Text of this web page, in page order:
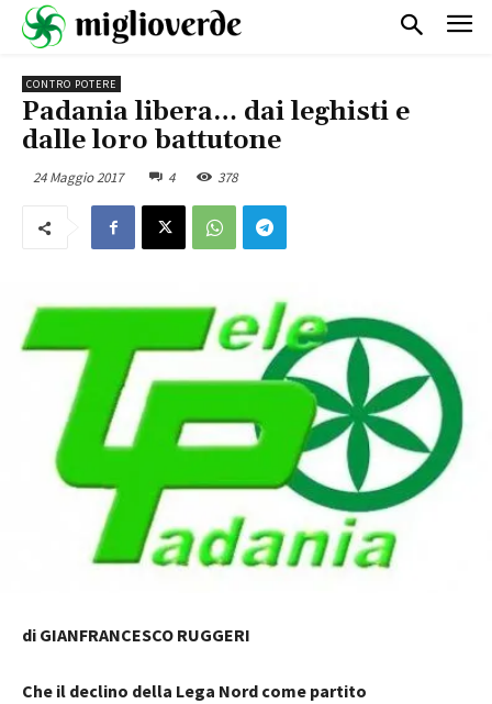
CONTRO POTERE
Padania libera… dai leghisti e
dalle loro battutone
24 Maggio 2017 4 378
di GIANFRANCESCO RUGGERI
Che il declino della Lega Nord come partito